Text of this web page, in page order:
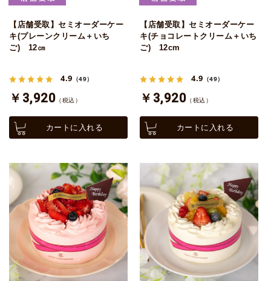
【店舗受取】セミオーダーケー
キ(プレーンクリーム＋いち
ご) 12㎝
4.9 （49）
￥3,920 （税込）
カートに入れる
【店舗受取】セミオーダーケー
キ(チョコレートクリーム＋いち
ご) 12cm
4.9 （49）
￥3,920 （税込）
カートに入れる